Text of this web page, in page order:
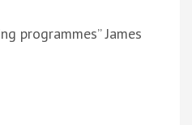
programmes” James